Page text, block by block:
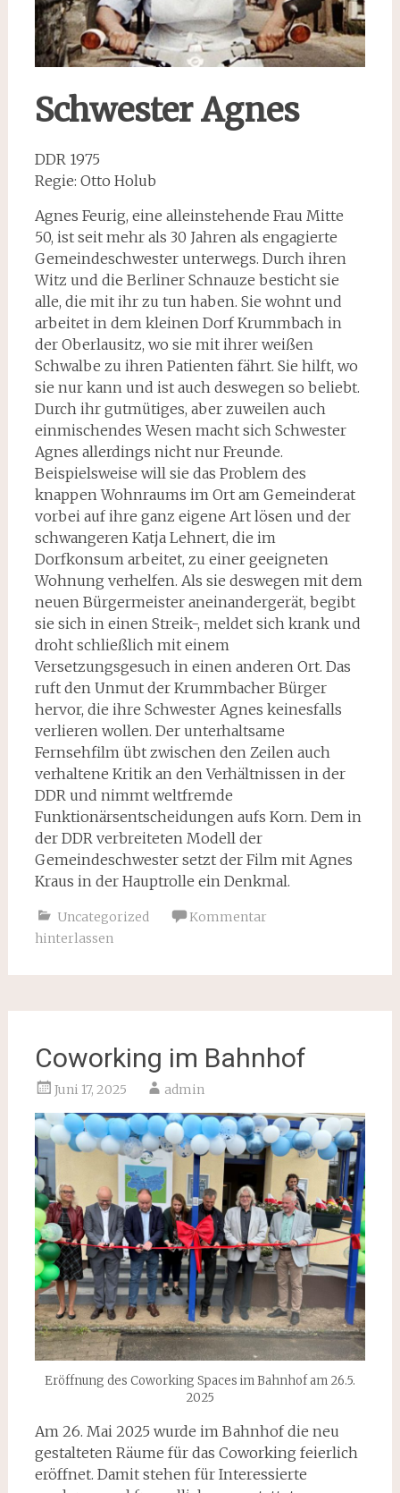
Schwester Agnes
DDR 1975
Regie: Otto Holub
Agnes Feurig, eine alleinstehende Frau Mitte
50, ist seit mehr als 30 Jahren als engagierte
Gemeindeschwester unterwegs. Durch ihren
Witz und die Berliner Schnauze besticht sie
alle, die mit ihr zu tun haben. Sie wohnt und
arbeitet in dem kleinen Dorf Krummbach in
der Oberlausitz, wo sie mit ihrer weißen
Schwalbe zu ihren Patienten fährt. Sie hilft, wo
sie nur kann und ist auch deswegen so beliebt.
Durch ihr gutmütiges, aber zuweilen auch
einmischendes Wesen macht sich Schwester
Agnes allerdings nicht nur Freunde.
Beispielsweise will sie das Problem des
knappen Wohnraums im Ort am Gemeinderat
vorbei auf ihre ganz eigene Art lösen und der
schwangeren Katja Lehnert, die im
Dorfkonsum arbeitet, zu einer geeigneten
Wohnung verhelfen. Als sie deswegen mit dem
neuen Bürgermeister aneinandergerät, begibt
sie sich in einen Streik-, meldet sich krank und
droht schließlich mit einem
Versetzungsgesuch in einen anderen Ort. Das
ruft den Unmut der Krummbacher Bürger
hervor, die ihre Schwester Agnes keinesfalls
verlieren wollen. Der unterhaltsame
Fernsehfilm übt zwischen den Zeilen auch
verhaltene Kritik an den Verhältnissen in der
DDR und nimmt weltfremde
Funktionärsentscheidungen aufs Korn. Dem in
der DDR verbreiteten Modell der
Gemeindeschwester setzt der Film mit Agnes
Kraus in der Hauptrolle ein Denkmal.
Uncategorized
Kommentar
hinterlassen
Coworking im Bahnhof
Juni 17, 2025 admin
Eröffnung des Coworking Spaces im Bahnhof am 26.5.
2025
Am 26. Mai 2025 wurde im Bahnhof die neu
gestalteten Räume für das Coworking feierlich
eröffnet. Damit stehen für Interessierte